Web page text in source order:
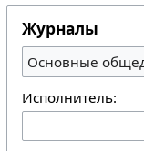
Журналы
Основные
Исполнитель: